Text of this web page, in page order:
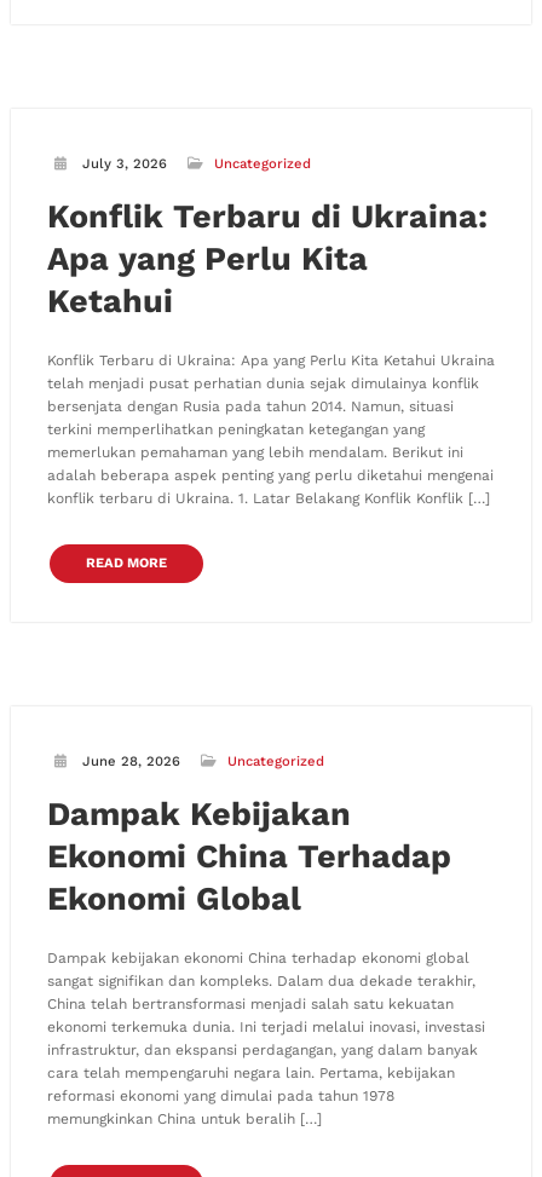
July 3, 2026 Uncategorized
Konflik Terbaru di Ukraina:
Apa yang Perlu Kita
Ketahui
Konflik Terbaru di Ukraina: Apa yang Perlu Kita Ketahui Ukraina
telah menjadi pusat perhatian dunia sejak dimulainya konflik
bersenjata dengan Rusia pada tahun 2014. Namun, situasi
terkini memperlihatkan peningkatan ketegangan yang
memerlukan pemahaman yang lebih mendalam. Berikut ini
adalah beberapa aspek penting yang perlu diketahui mengenai
konflik terbaru di Ukraina. 1. Latar Belakang Konflik Konflik […]
READ MORE
June 28, 2026 Uncategorized
Dampak Kebijakan
Ekonomi China Terhadap
Ekonomi Global
Dampak kebijakan ekonomi China terhadap ekonomi global
sangat signifikan dan kompleks. Dalam dua dekade terakhir,
China telah bertransformasi menjadi salah satu kekuatan
ekonomi terkemuka dunia. Ini terjadi melalui inovasi, investasi
infrastruktur, dan ekspansi perdagangan, yang dalam banyak
cara telah mempengaruhi negara lain. Pertama, kebijakan
reformasi ekonomi yang dimulai pada tahun 1978
memungkinkan China untuk beralih […]